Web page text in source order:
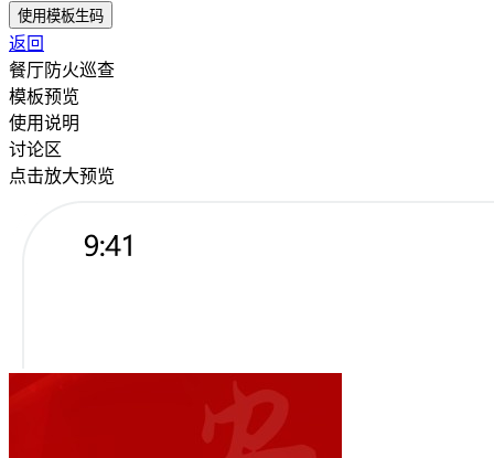
使用模板生码
返回
餐厅防火巡查
模板预览
使用说明
讨论区
点击放大预览